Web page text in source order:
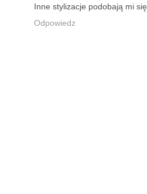
Inne stylizacje podobają mi się.
Odpowiedz